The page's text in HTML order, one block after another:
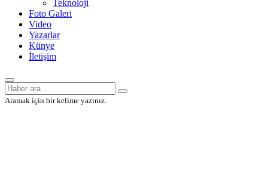
Teknoloji
Foto Galeri
Video
Yazarlar
Künye
İletişim
Aramak için bir kelime yazınız.